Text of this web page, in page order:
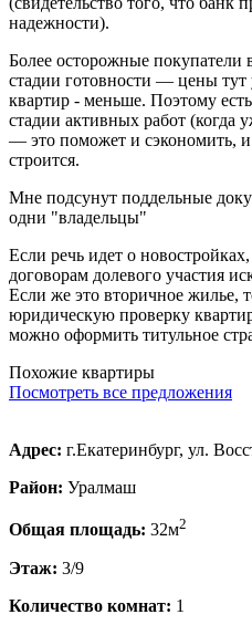
надежности).
Более осторожные
стадии готовности — цены
квартир - меньше. Поэтому
стадии активных работ (когда
— это поможет и сэкономить, и
строится.
Мне подсунут поддельные
одни "владельцы"
Если речь идет о
договорам долевого участия
Если же это вторичное жилье,
юридическую проверку
можно оформить титульное
Похожие квартиры
Посмотреть все предложения
Адрес: г.Екатеринбург, ул.
Район: Уралмаш
Общая площадь: 32м2
Этаж: 3/9
Количество комнат: 1